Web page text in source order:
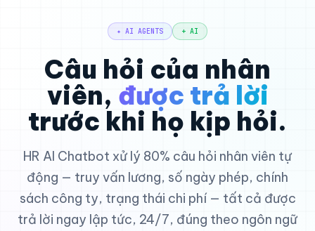
✦ AI AGENTS + AI
Câu hỏi của nhân
viên, được trả lời
trước khi họ kịp hỏi.
HR AI Chatbot xử lý 80% câu hỏi nhân viên tự
động — truy vấn lương, số ngày phép, chính
sách công ty, trạng thái chi phí — tất cả được
trả lời ngay lập tức, 24/7, đúng theo ngôn ngữ